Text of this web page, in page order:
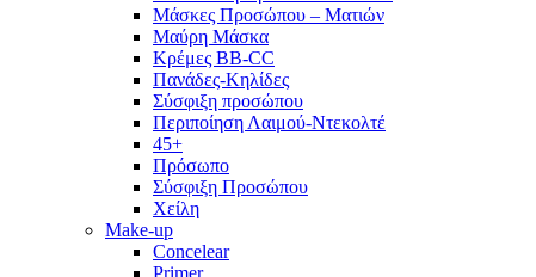
Μάσκες Προσώπου – Ματιών
Μαύρη Μάσκα
Κρέμες BB-CC
Πανάδες-Κηλίδες
Σύσφιξη προσώπου
Περιποίηση Λαιμού-Ντεκολτέ
45+
Πρόσωπο
Σύσφιξη Προσώπου
Χείλη
Make-up
Concelear
Primer